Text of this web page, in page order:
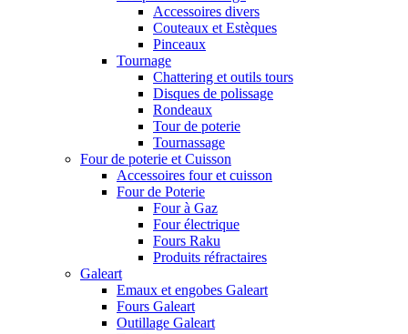
Accessoires divers
Couteaux et Estèques
Pinceaux
Tournage
Chattering et outils tours
Disques de polissage
Rondeaux
Tour de poterie
Tournassage
Four de poterie et Cuisson
Accessoires four et cuisson
Four de Poterie
Four à Gaz
Four électrique
Fours Raku
Produits réfractaires
Galeart
Emaux et engobes Galeart
Fours Galeart
Outillage Galeart